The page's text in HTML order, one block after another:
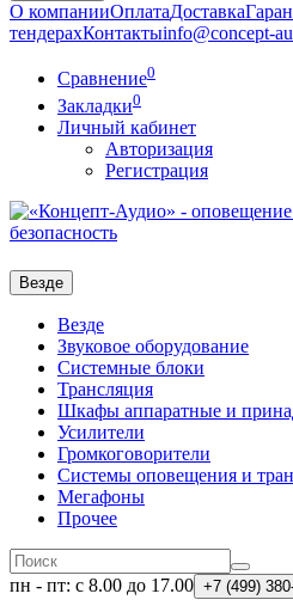
О компанииОплатаДоставка
тендерахКонтактыinfo@concept-
Сравнение0
Закладки0
Личный кабинет
Авторизация
Регистрация
Везде
Везде
Звуковое оборудование
Системные блоки
Трансляция
Шкафы аппаратные и
Усилители
Громкоговорители
Системы оповещения и
Мегафоны
Прочее
пн - пт: с 8.00 до 17.00 +7 (499)